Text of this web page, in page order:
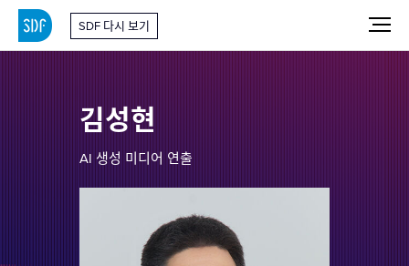
SDF 다시 보기
김성현
AI 생성 미디어 연출